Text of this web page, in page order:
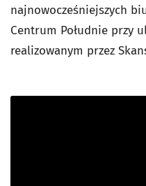
najnowocześniejszych
Centrum Południe przy
realizowanym przez